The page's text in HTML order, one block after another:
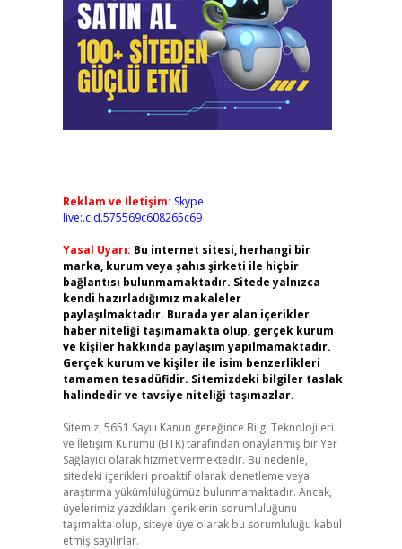
Reklam ve İletişim: Skype:
live:.cid.575569c608265c69
Yasal Uyarı: Bu internet sitesi, herhangi bir
marka, kurum veya şahıs şirketi ile hiçbir
bağlantısı bulunmamaktadır. Sitede yalnızca
kendi hazırladığımız makaleler
paylaşılmaktadır. Burada yer alan içerikler
haber niteliği taşımamakta olup, gerçek kurum
ve kişiler hakkında paylaşım yapılmamaktadır.
Gerçek kurum ve kişiler ile isim benzerlikleri
tamamen tesadüfidir. Sitemizdeki bilgiler taslak
halindedir ve tavsiye niteliği taşımazlar.
Sitemiz, 5651 Sayılı Kanun gereğince Bilgi Teknolojileri
ve İletişim Kurumu (BTK) tarafından onaylanmış bir Yer
Sağlayıcı olarak hizmet vermektedir. Bu nedenle,
sitedeki içerikleri proaktif olarak denetleme veya
araştırma yükümlülüğümüz bulunmamaktadır. Ancak,
üyelerimiz yazdıkları içeriklerin sorumluluğunu
taşımakta olup, siteye üye olarak bu sorumluluğu kabul
etmiş sayılırlar.